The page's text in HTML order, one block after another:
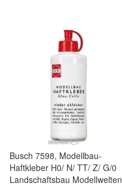
Busch 7598, Modellbau-
Haftkleber H0/ N/ TT/ Z/ G/0
Landschaftsbau Modellwelten